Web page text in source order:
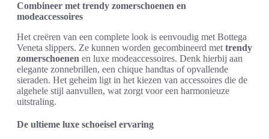
Combineer met trendy zomerschoenen en
modeaccessoires
Het creëren van een complete look is eenvoudig met Bottega
Veneta slippers. Ze kunnen worden gecombineerd met trendy
zomerschoenen en luxe modeaccessoires. Denk hierbij aan
elegante zonnebrillen, een chique handtas of opvallende
sieraden. Het geheim ligt in het kiezen van accessoires die de
algehele stijl aanvullen, wat zorgt voor een harmonieuze
uitstraling.
De ultieme luxe schoeisel ervaring